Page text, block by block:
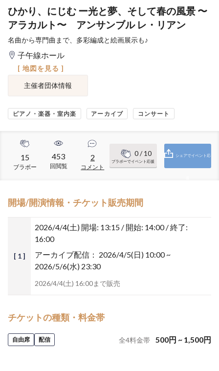
ひかり、にじむ ー光と夢、そして春の風景 〜
アラカルト〜 アンサンブル レ・リアン
名曲から専門曲まで、多彩編成と絵画展示も♪
子午線ホール
[ 地図を見る ]
主催者団体情報
ピアノ・楽器・室内楽 アーカイブ コンサート
15
ブラボー
453
回閲覧
2
コメント
0/ 10
ブラボーでイベント応援
シェアでイベント応
開場/開演情報・チケット販売期間
[ 1 ]
2026/4/4(土) 開場: 13:15 / 開始: 14:00 / 終了:
16:00
アーカイブ配信： 2026/4/5(日) 10:00 ~
2026/5/6(水) 23:30
2026/4/4(土) 16:00まで販売
チケットの種類・料金帯
自由席 配信 全4料金帯 500円 ~ 1,500円